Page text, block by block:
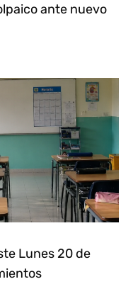
ante nuevo
Lunes 20 de